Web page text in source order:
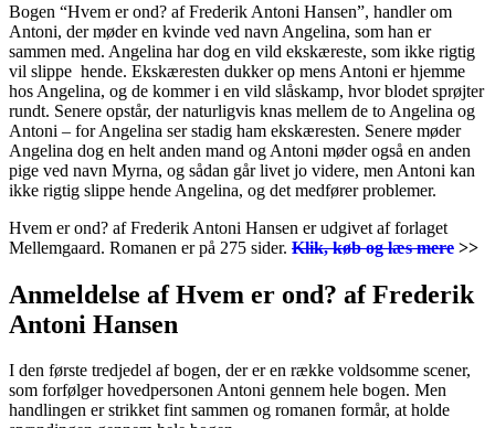
Bogen “Hvem er ond? af Frederik Antoni Hansen”, handler om
Antoni, der møder en kvinde ved navn Angelina, som han er
sammen med. Angelina har dog en vild ekskæreste, som ikke rigtig
vil slippe hende. Ekskæresten dukker op mens Antoni er hjemme
hos Angelina, og de kommer i en vild slåskamp, hvor blodet sprøjter
rundt. Senere opstår, der naturligvis knas mellem de to Angelina og
Antoni – for Angelina ser stadig ham ekskæresten. Senere møder
Angelina dog en helt anden mand og Antoni møder også en anden
pige ved navn Myrna, og sådan går livet jo videre, men Antoni kan
ikke rigtig slippe hende Angelina, og det medfører problemer.
Hvem er ond? af Frederik Antoni Hansen er udgivet af forlaget
Mellemgaard. Romanen er på 275 sider. Klik, køb og læs mere >>
Anmeldelse af Hvem er ond? af Frederik
Antoni Hansen
I den første tredjedel af bogen, der er en række voldsomme scener,
som forfølger hovedpersonen Antoni gennem hele bogen. Men
handlingen er strikket fint sammen og romanen formår, at holde